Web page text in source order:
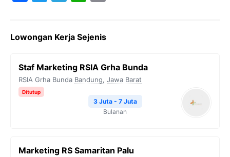
e
o
o
t
e
e
r
t
A
p
y
i
n
k
Lowongan Kerja Sejenis
Staf Marketing RSIA Grha Bunda
RSIA Grha Bunda Bandung, Jawa Barat
Ditutup
3 Juta - 7 Juta
Bulanan
Marketing RS Samaritan Palu